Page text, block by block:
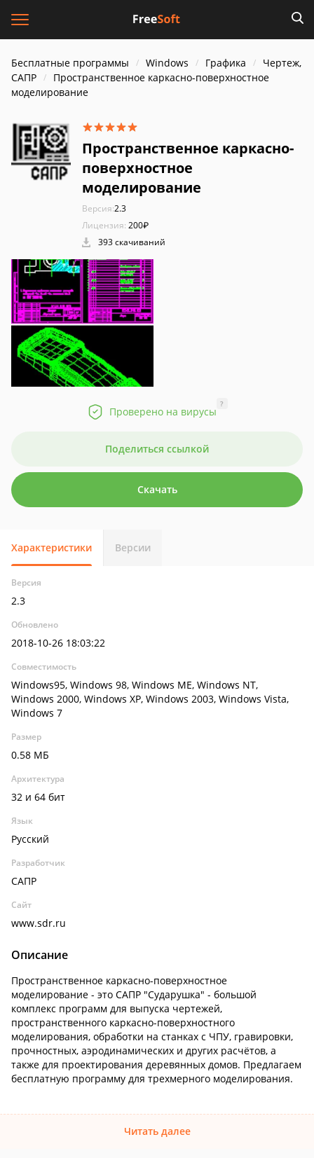
Бесплатные программы Windows Графика
Чертеж,
САПР
Пространственное каркасно-поверхностное
моделирование
Пространственное каркасно-
поверхностное
моделирование
Версия:2.3
Лицензия: 200₽
393 скачиваний
Проверено на вирусы
?
Поделиться ссылкой
Скачать
Характеристики Версии
Версия
2.3
Обновлено
2018-10-26 18:03:22
Совместимость
Windows95, Windows 98, Windows ME, Windows NT,
Windows 2000, Windows XP, Windows 2003, Windows Vista,
Windows 7
Размер
0.58 МБ
Архитектура
32 и 64 бит
Язык
Русский
Разработчик
САПР
Сайт
www.sdr.ru
Описание
Пространственное каркасно-поверхностное
моделирование - это САПР "Сударушка" - большой
комплекс программ для выпуска чертежей,
пространственного каркасно-поверхностного
моделирования, обработки на станках с ЧПУ, гравировки,
прочностных, аэродинамических и других расчётов, а
также для проектирования деревянных домов. Предлагаем
бесплатную программу для трехмерного моделирования.
Читать далее